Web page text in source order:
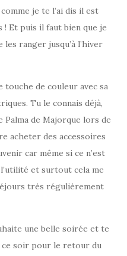
je te l’ai dis il est
Et puis il faut bien que je
ranger jusqu’à l’hiver
de couleur avec sa
Tu le connais déjà,
Palma de Majorque lors de
acheter des accessoires
car même si ce n’est
et surtout cela me
très régulièrement
une belle soirée et te
soir pour le retour du